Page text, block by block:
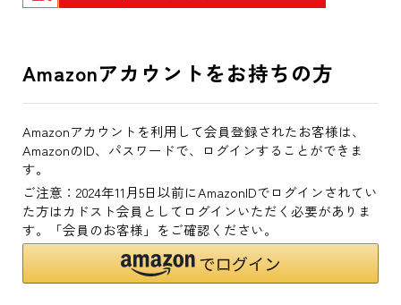
Amazonアカウントをお持ちの方
Amazonアカウントを利用して会員登録されたお客様は、
AmazonのID、パスワードで、ログインすることができま
す。
ご注意：2024年11月5日以前にAmazonIDでログインされてい
た方はカドスト会員としてログインいただく必要がありま
す。「会員のお客様」をご確認ください。